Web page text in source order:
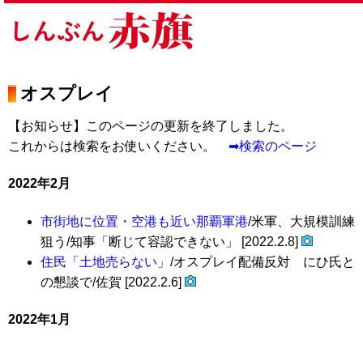
オスプレイ
【お知らせ】このページの更新を終了しました。
これからは検索をお使いください。 ➡検索のページ
2022年2月
市街地に位置・空港も近い那覇軍港/米軍、大規模訓練
狙う/知事「断じて容認できない」 [2022.2.8]
住民「土地売らない」 /オスプレイ配備反対 にひ氏と
の懇談で/佐賀 [2022.2.6]
2022年1月